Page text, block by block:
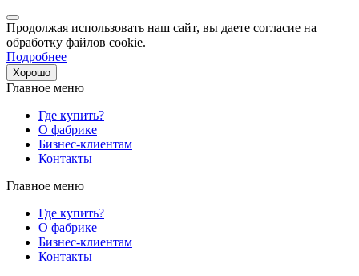
Продолжая использовать наш сайт, вы даете согласие на
обработку файлов cookie.
Подробнее
Хорошо
Главное меню
Где купить?
О фабрике
Бизнес-клиентам
Контакты
Главное меню
Где купить?
О фабрике
Бизнес-клиентам
Контакты